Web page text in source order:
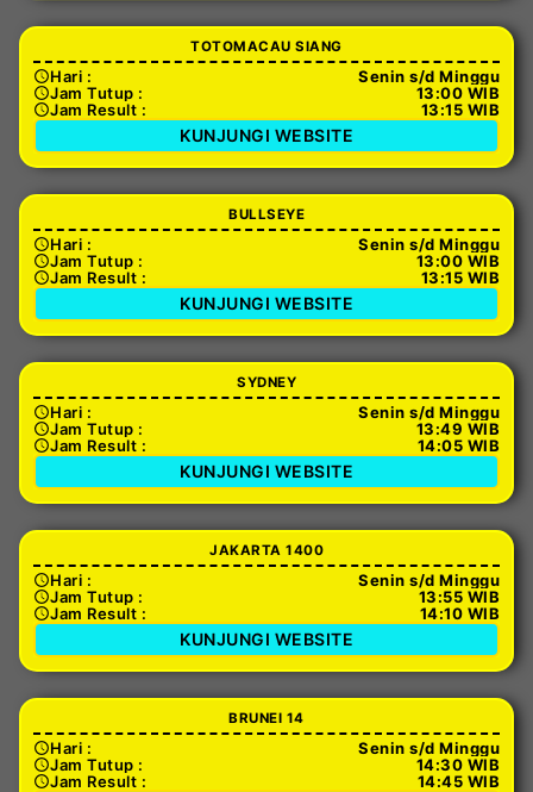
TOTOMACAU SIANG
Hari :
Senin s/d Minggu
Jam Tutup :
13:00 WIB
Jam Result :
13:15 WIB
KUNJUNGI WEBSITE
BULLSEYE
Hari :
Senin s/d Minggu
Jam Tutup :
13:00 WIB
Jam Result :
13:15 WIB
KUNJUNGI WEBSITE
SYDNEY
Hari :
Senin s/d Minggu
Jam Tutup :
13:49 WIB
Jam Result :
14:05 WIB
KUNJUNGI WEBSITE
JAKARTA 1400
Hari :
Senin s/d Minggu
Jam Tutup :
13:55 WIB
Jam Result :
14:10 WIB
KUNJUNGI WEBSITE
BRUNEI 14
Hari :
Senin s/d Minggu
Jam Tutup :
14:30 WIB
Jam Result :
14:45 WIB